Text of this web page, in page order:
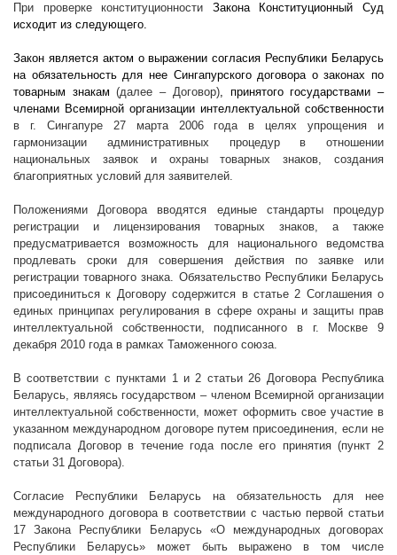
При проверке конституционности Закона Конституционный Суд
исходит из следующего.
Закон является актом о выражении согласия Республики Беларусь
на обязательность для нее Сингапурского договора о законах по
товарным знакам(далее – Договор), принятого государствами –
членами Всемирной организации интеллектуальной собственности
в г. Сингапуре 27 марта 2006 года в целях упрощения и
гармонизации административных процедур в отношении
национальных заявок и охраны товарных знаков, создания
благоприятных условий для заявителей.
Положениями Договора вводятся единые стандарты процедур
регистрации и лицензирования товарных знаков, а также
предусматривается возможность для национального ведомства
продлевать сроки для совершения действия по заявке или
регистрации товарного знака. Обязательство Республики Беларусь
присоединиться к Договору содержится в статье 2 Соглашения о
единых принципах регулирования в сфере охраны и защиты прав
интеллектуальной собственности, подписанного в г. Москве 9
декабря 2010 года в рамках Таможенного союза.
В соответствии с пунктами 1 и 2 статьи 26 Договора Республика
Беларусь, являясь государством – членом Всемирной организации
интеллектуальной собственности, может оформить свое участие в
указанном международном договоре путем присоединения, если не
подписала Договор в течение года после его принятия (пункт 2
статьи 31 Договора).
Согласие Республики Беларусь на обязательность для нее
международного договора в соответствии с частью первой статьи
17 Закона Республики Беларусь «О международных договорах
Республики Беларусь» может быть выражено в том числе